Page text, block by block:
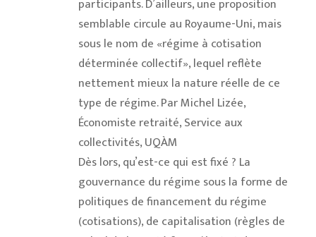
participants. D’ailleurs, une proposition
semblable circule au Royaume-Uni, mais
sous le nom de «régime à cotisation
déterminée collectif», lequel reflète
nettement mieux la nature réelle de ce
type de régime. Par Michel Lizée,
Économiste retraité, Service aux
collectivités, UQÀM
Dès lors, qu’est-ce qui est fixé ? La
gouvernance du régime sous la forme de
politiques de financement du régime
(cotisations), de capitalisation (règles de